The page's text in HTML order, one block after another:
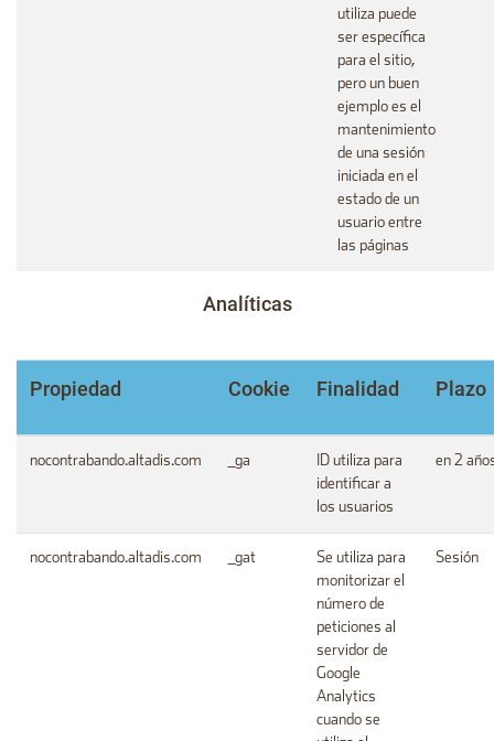
utiliza puede
ser específica
para el sitio,
pero un buen
ejemplo es el
mantenimiento
de una sesión
iniciada en el
estado de un
usuario entre
las páginas
Analíticas
Propiedad Cookie Finalidad Plazo
nocontrabando.altadis.com _ga
ID utiliza para
identificar a
los usuarios
en 2
nocontrabando.altadis.com _gat
Se utiliza para
monitorizar el
número de
peticiones al
servidor de
Google
Analytics
cuando se
Sesión